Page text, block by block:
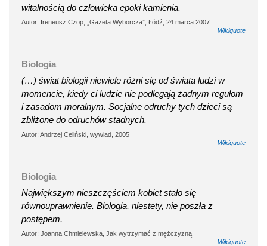
witalnością do człowieka epoki kamienia.
Autor: Ireneusz Czop, „Gazeta Wyborcza”, Łódź, 24 marca 2007
Wikiquote
Biologia
(…) świat biologii niewiele różni się od świata ludzi w
momencie, kiedy ci ludzie nie podlegają żadnym regułom
i zasadom moralnym. Socjalne odruchy tych dzieci są
zbliżone do odruchów stadnych.
Autor: Andrzej Celiński, wywiad, 2005
Wikiquote
Biologia
Największym nieszczęściem kobiet stało się
równouprawnienie. Biologia, niestety, nie poszła z
postępem.
Autor: Joanna Chmielewska, Jak wytrzymać z mężczyzną
Wikiquote